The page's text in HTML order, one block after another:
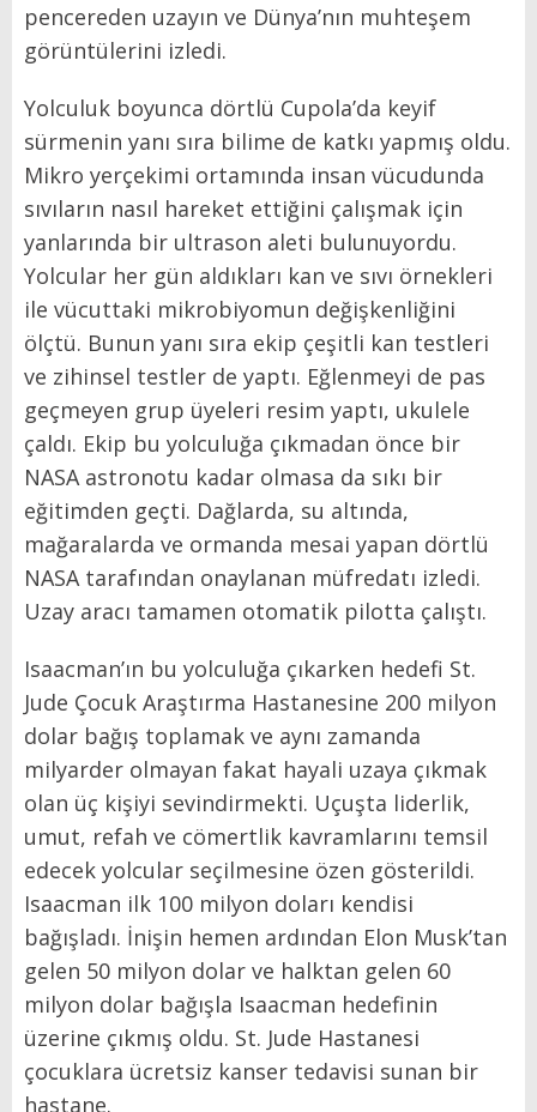
pencereden uzayın ve Dünya’nın muhteşem
görüntülerini izledi.
Yolculuk boyunca dörtlü Cupola’da keyif
sürmenin yanı sıra bilime de katkı yapmış oldu.
Mikro yerçekimi ortamında insan vücudunda
sıvıların nasıl hareket ettiğini çalışmak için
yanlarında bir ultrason aleti bulunuyordu.
Yolcular her gün aldıkları kan ve sıvı örnekleri
ile vücuttaki mikrobiyomun değişkenliğini
ölçtü. Bunun yanı sıra ekip çeşitli kan testleri
ve zihinsel testler de yaptı. Eğlenmeyi de pas
geçmeyen grup üyeleri resim yaptı, ukulele
çaldı. Ekip bu yolculuğa çıkmadan önce bir
NASA astronotu kadar olmasa da sıkı bir
eğitimden geçti. Dağlarda, su altında,
mağaralarda ve ormanda mesai yapan dörtlü
NASA tarafından onaylanan müfredatı izledi.
Uzay aracı tamamen otomatik pilotta çalıştı.
Isaacman’ın bu yolculuğa çıkarken hedefi St.
Jude Çocuk Araştırma Hastanesine 200 milyon
dolar bağış toplamak ve aynı zamanda
milyarder olmayan fakat hayali uzaya çıkmak
olan üç kişiyi sevindirmekti. Uçuşta liderlik,
umut, refah ve cömertlik kavramlarını temsil
edecek yolcular seçilmesine özen gösterildi.
Isaacman ilk 100 milyon doları kendisi
bağışladı. İnişin hemen ardından Elon Musk’tan
gelen 50 milyon dolar ve halktan gelen 60
milyon dolar bağışla Isaacman hedefinin
üzerine çıkmış oldu. St. Jude Hastanesi
çocuklara ücretsiz kanser tedavisi sunan bir
hastane.